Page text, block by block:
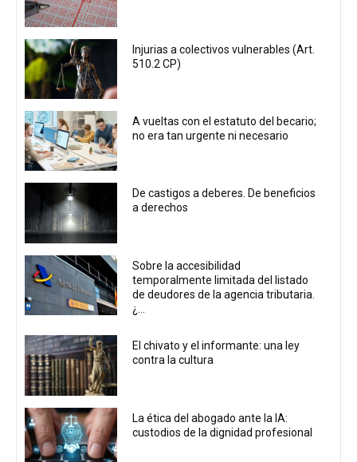
Injurias a colectivos vulnerables (Art.
510.2 CP)
A vueltas con el estatuto del becario;
no era tan urgente ni necesario
De castigos a deberes. De beneficios
a derechos
Sobre la accesibilidad
temporalmente limitada del listado
de deudores de la agencia tributaria.
¿...
El chivato y el informante: una ley
contra la cultura
La ética del abogado ante la IA:
custodios de la dignidad profesional